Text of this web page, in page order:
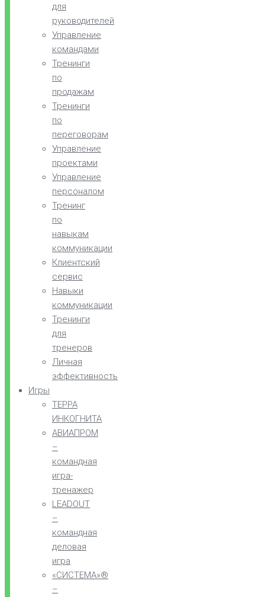
для
руководителей
Управление
командами
Тренинги
по
продажам
Тренинги
по
переговорам
Управление
проектами
Управление
персоналом
Тренинг
по
навыкам
коммуникации
Клиентский
сервис
Навыки
коммуникации
Тренинги
для
тренеров
Личная
эффективность
Игры
ТЕРРА
ИНКОГНИТА
АВИАПРОМ
–
командная
игра-
тренажер
LEADOUT
–
командная
деловая
игра
«СИСТЕМА»®
–